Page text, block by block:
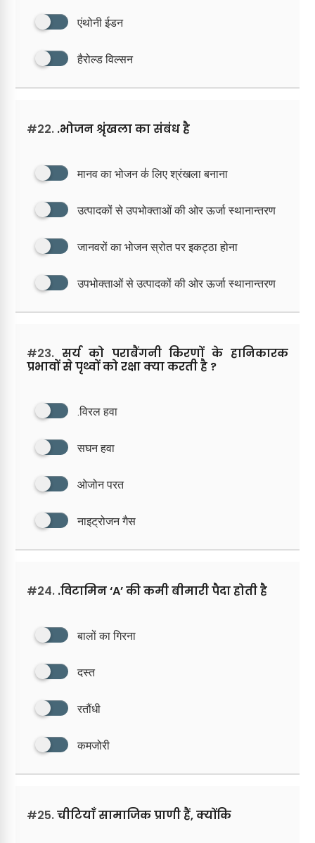
एंथोनी ईडन
हैरोल्ड विल्सन
#22. .भोजन श्रृंखला का संबंध है
मानव का भोजन क॑ लिए श्रंखला बनाना
उत्पादकों से उपभोक्ताओं की ओर ऊर्जा स्थानान्तरण
जानवरों का भोजन स्रोत पर इकट्ठा होना
उपभोक्ताओं से उत्पादकों की ओर ऊर्जा स्थानान्तरण
#23. सर्य को पराबैंगनी किरणों के हानिकारक
प्रभावों से पृथ्वों को रक्षा क्या करती है ?
.विरल हवा
सघन हवा
ओजोन परत
नाइट्रोजन गैस
#24. .विटामिन ‘A’ की कमी बीमारी पैदा होती है
बालों का गिरना
दस्त
रतौंधी
कमजोरी
#25.चीटियाँ सामाजिक प्राणी हैं, क्योंकि